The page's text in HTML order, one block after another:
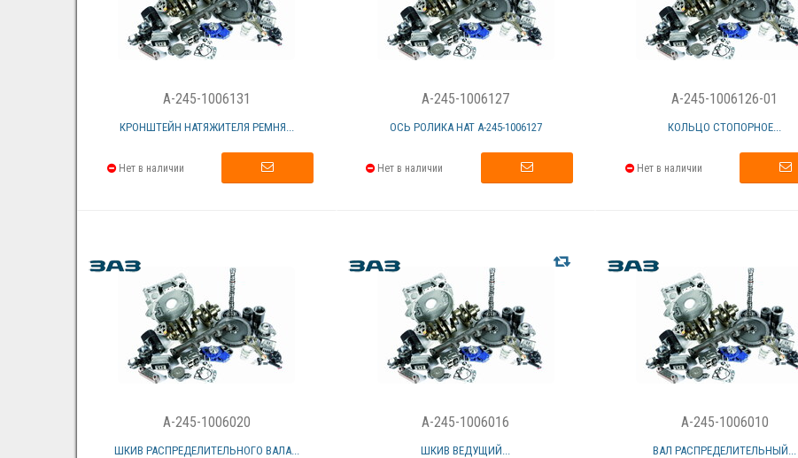
A-245-1006131
КРОНШТЕЙН НАТЯЖИТЕЛЯ РЕМНЯ...
Нет в наличии
A-245-1006127
ОСЬ РОЛИКА НАТ А-245-1006127
Нет в наличии
A-245-1006126-01
КОЛЬЦО СТОПОРНОЕ...
Нет в наличии
A-245-1006020
ШКИВ РАСПРЕДЕЛИТЕЛЬНОГО ВАЛА...
A-245-1006016
ШКИВ ВЕДУЩИЙ...
A-245-1006010
ВАЛ РАСПРЕДЕЛИТЕЛЬНЫЙ...